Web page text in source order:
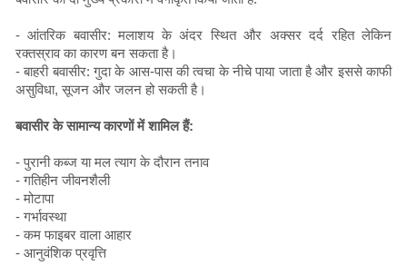
- आंतरिक बवासीर: मलाशय के अंदर स्थित और अक्सर दर्द रहित लेकिन
रक्तस्राव का कारण बन सकता है।
- बाहरी बवासीर: गुदा के आस-पास की त्वचा के नीचे पाया जाता है और इससे काफी
असुविधा, सूजन और जलन हो सकती है।
बवासीर के सामान्य कारणों में शामिल हैं:
- पुरानी कब्ज या मल त्याग के दौरान तनाव
- गतिहीन जीवनशैली
- मोटापा
- गर्भावस्था
- कम फाइबर वाला आहार
- आनुवंशिक प्रवृत्ति